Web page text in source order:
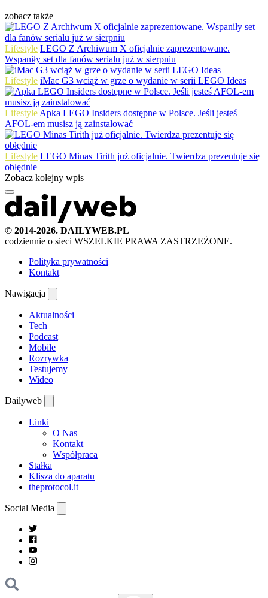
zobacz także
Lifestyle LEGO Z Archiwum X oficjalnie zaprezentowane.
Wspaniły set dla fanów serialu już w sierpniu
Lifestyle iMac G3 wciąż w grze o wydanie w serii LEGO Ideas
Lifestyle Apka LEGO Insiders dostępne w Polsce. Jeśli jesteś
AFOL-em musisz ją zainstalować
Lifestyle LEGO Minas Tirith już oficjalnie. Twierdza prezentuje się
obłędnie
Zobacz kolejny wpis
© 2014-2026. DAILYWEB.PL
codziennie o sieci WSZELKIE PRAWA ZASTRZEŻONE.
Polityka prywatności
Kontakt
Nawigacja
Aktualności
Tech
Podcast
Mobile
Rozrywka
Testujemy
Wideo
Dailyweb
Linki
O Nas
Kontakt
Współpraca
Stałka
Klisza do aparatu
theprotocol.it
Social Media